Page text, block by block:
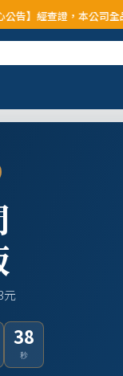
公司全品項與上游供應
元
36
秒